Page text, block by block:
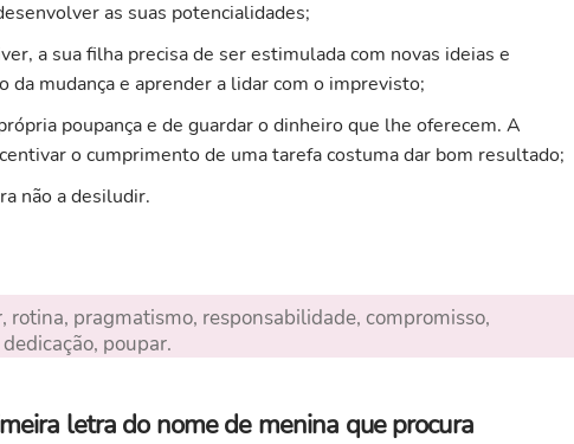
as suas potencialidades;
a sua filha precisa de ser estimulada com novas ideias e
da mudança e aprender a lidar com o imprevisto;
poupança e de guardar o dinheiro que lhe oferecem. A
o cumprimento de uma tarefa costuma dar bom resultado;
não a desiludir.
rotina, pragmatismo, responsabilidade, compromisso,
poupar.
letra do nome de menina que procura